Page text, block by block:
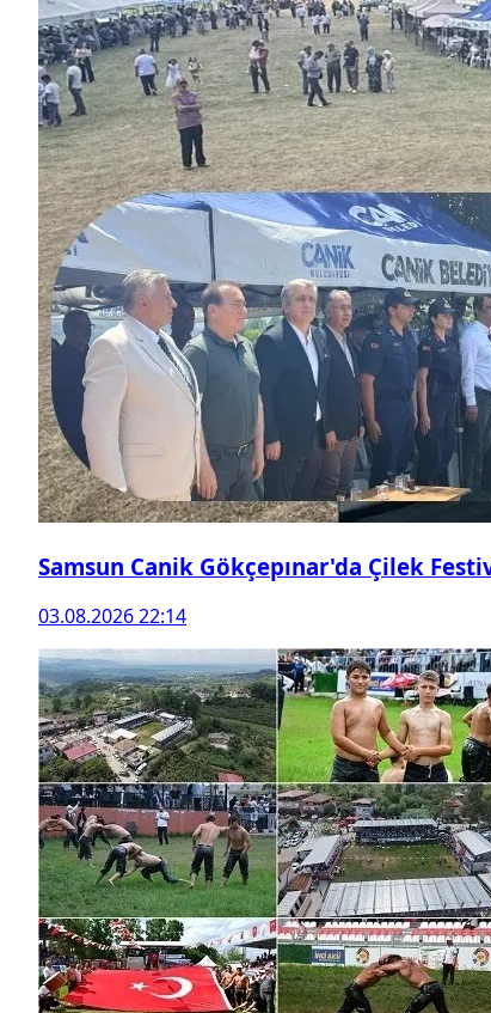
Samsun Canik Gökçepınar'da Çilek
03.08.2026 22:14